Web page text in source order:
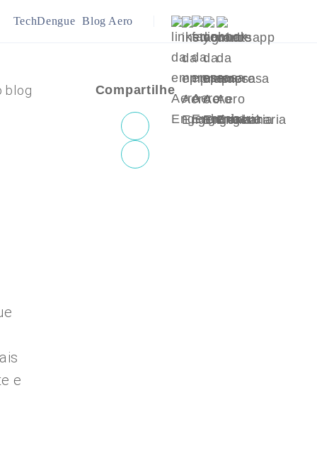
Infraestrutura
TechDengue Blog Aero
blog
e
Compartilhe